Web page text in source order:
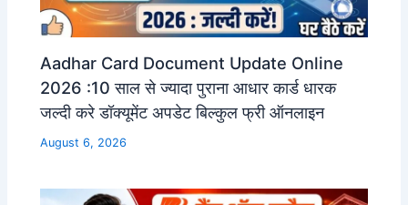
Aadhar Card Document Update Online
2026 :10 साल से ज्यादा पुराना आधार कार्ड धारक
जल्दी करे डॉक्यूमेंट अपडेट बिल्कुल फ्री ऑनलाइन
August 6, 2026